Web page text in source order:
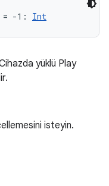
= -1: Int
yüklü Play
isteyin.